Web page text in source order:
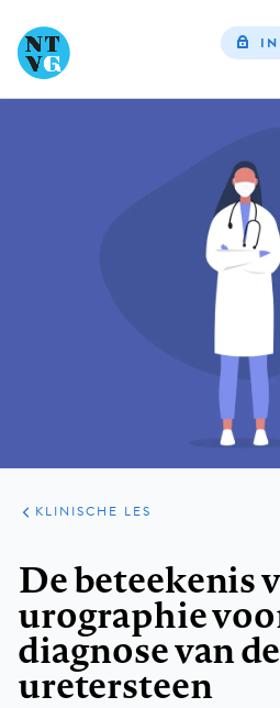
ARTIKELEN
PRAKTIJK
KLINISCHE LES
De beteekenis
urographie
diagnose van
uretersteen